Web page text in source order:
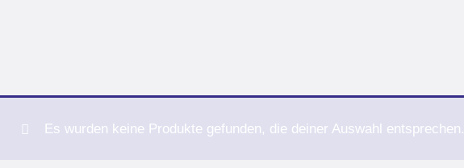
Es wurden keine Produkte gefunden, die deiner Auswahl entsprechen.